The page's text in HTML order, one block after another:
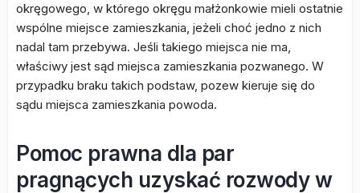
okręgowego, w którego okręgu małżonkowie mieli ostatnie
wspólne miejsce zamieszkania, jeżeli choć jedno z nich
nadal tam przebywa. Jeśli takiego miejsca nie ma,
właściwy jest sąd miejsca zamieszkania pozwanego. W
przypadku braku takich podstaw, pozew kieruje się do
sądu miejsca zamieszkania powoda.
Pomoc prawna dla par
pragnących uzyskać rozwody w